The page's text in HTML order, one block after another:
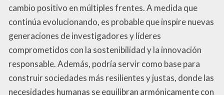
cambio positivo en múltiples frentes. A medida que
continúa evolucionando, es probable que inspire nuevas
generaciones de investigadores y líderes
comprometidos con la sostenibilidad y la innovación
responsable. Además, podría servir como base para
construir sociedades más resilientes y justas, donde las
necesidades humanas se equilibran armónicamente con